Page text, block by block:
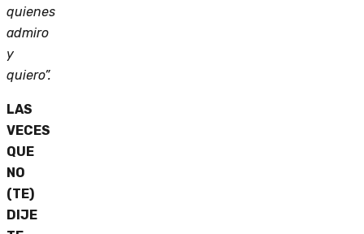
quienes
admiro
y
quiero”.
LAS
VECES
QUE
NO
(TE)
DIJE